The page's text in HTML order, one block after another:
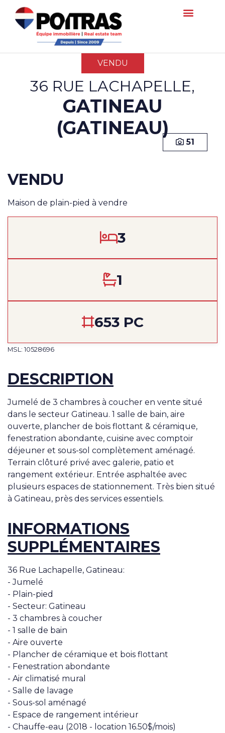
VENDU
36 RUE LACHAPELLE,
GATINEAU
(GATINEAU)
51
VENDU
Maison de plain-pied à vendre
3
1
653 PC
MSL: 10528696
DESCRIPTION
Jumelé de 3 chambres à coucher en vente situé
dans le secteur Gatineau. 1 salle de bain, aire
ouverte, plancher de bois flottant & céramique,
fenestration abondante, cuisine avec comptoir
déjeuner et sous-sol complètement aménagé.
Terrain clôturé privé avec galerie, patio et
rangement extérieur. Entrée asphaltée avec
plusieurs espaces de stationnement. Très bien situé
à Gatineau, près des services essentiels.
INFORMATIONS
SUPPLÉMENTAIRES
36 Rue Lachapelle, Gatineau:
- Jumelé
- Plain-pied
- Secteur: Gatineau
- 3 chambres à coucher
- 1 salle de bain
- Aire ouverte
- Plancher de céramique et bois flottant
- Fenestration abondante
- Air climatisé mural
- Salle de lavage
- Sous-sol aménagé
- Espace de rangement intérieur
- Chauffe-eau (2018 - location 16.50$/mois)